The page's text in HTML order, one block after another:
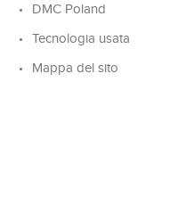
DMC Poland
Tecnologia usata
Mappa del sito